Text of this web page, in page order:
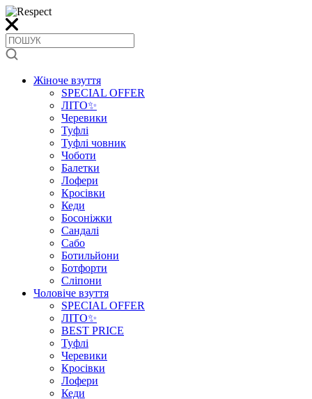
Жіноче взуття
SPECIAL OFFER
ЛІТО✨
Черевики
Туфлі
Туфлі човник
Чоботи
Балетки
Лофери
Кросівки
Кеди
Босоніжки
Сандалі
Сабо
Ботильйони
Ботфорти
Сліпони
Чоловіче взуття
SPECIAL OFFER
ЛІТО✨
BEST PRICE
Туфлі
Черевики
Кросівки
Лофери
Кеди